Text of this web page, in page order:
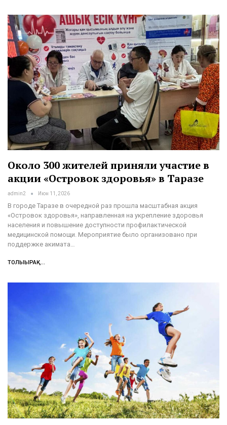
Около 300 жителей приняли участие в
акции «Островок здоровья» в Таразе
admin2 Июн 11, 2026
В городе Таразе в очередной раз прошла масштабная акция
«Островок здоровья», направленная на укрепление здоровья
населения и повышение доступности профилактической
медицинской помощи. Мероприятие было организовано при
поддержке акимата…
ТОЛЫҒЫРАҚ...